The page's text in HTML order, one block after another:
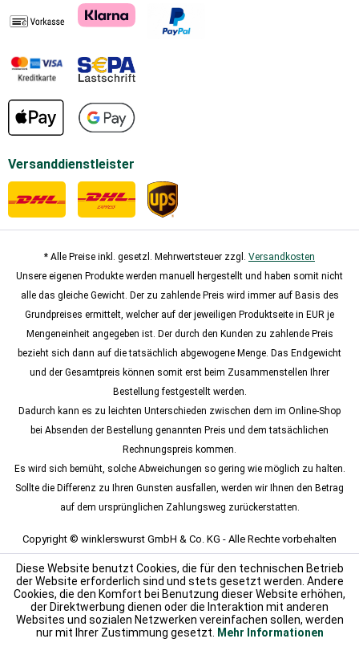
Versanddienstleister
* Alle Preise inkl. gesetzl. Mehrwertsteuer zzgl. Versandkosten
Unsere eigenen Produkte werden manuell hergestellt und haben somit nicht
alle das gleiche Gewicht. Der zu zahlende Preis wird immer auf Basis des
Grundpreises ermittelt, welcher auf der jeweiligen Produktseite in EUR je
Mengeneinheit angegeben ist. Der durch den Kunden zu zahlende Preis
bezieht sich dann auf die tatsächlich abgewogene Menge. Das Endgewicht
und der Gesamtpreis können somit erst beim Zusammenstellen Ihrer
Bestellung festgestellt werden.
Dadurch kann es zu leichten Unterschieden zwischen dem im Online-Shop
bei Absenden der Bestellung genannten Preis und dem tatsächlichen
Rechnungspreis kommen.
Es wird sich bemüht, solche Abweichungen so gering wie möglich zu halten.
Sollte die Differenz zu Ihren Gunsten ausfallen, werden wir Ihnen den Betrag
auf dem ursprünglichen Zahlungsweg zurückerstatten.
Copyright © winklerswurst GmbH & Co. KG - Alle Rechte vorbehalten
Diese Website benutzt Cookies, die für den technischen Betrieb
der Website erforderlich sind und stets gesetzt werden. Andere
Cookies, die den Komfort bei Benutzung dieser Website erhöhen,
der Direktwerbung dienen oder die Interaktion mit anderen
Websites und sozialen Netzwerken vereinfachen sollen, werden
nur mit Ihrer Zustimmung gesetzt.
Mehr Informationen